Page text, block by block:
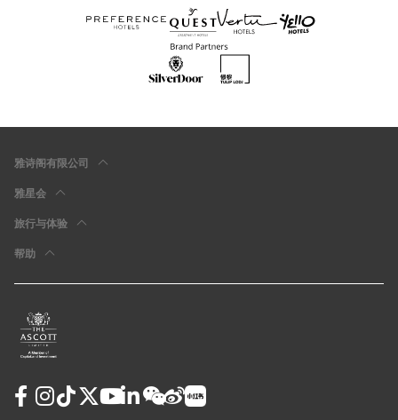
雅诗阁有限公司
雅星会
旅行与体验
帮助